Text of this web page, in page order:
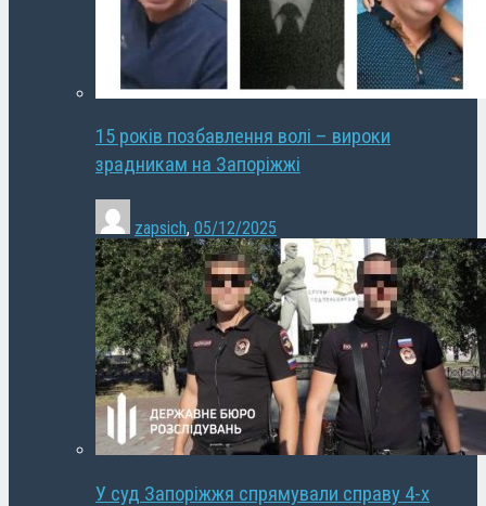
15 років позбавлення волі – вироки
зрадникам на Запоріжжі
zapsich, 05/12/2025
У суд Запоріжжя спрямували справу 4-х